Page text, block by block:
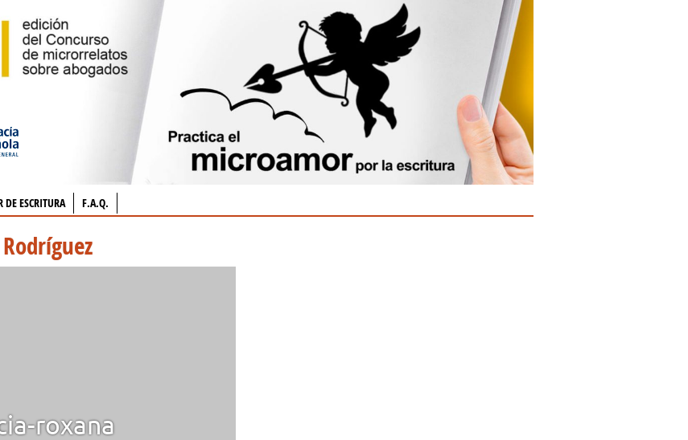
DE ESCRITURA F.A.Q.
roxana